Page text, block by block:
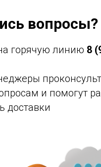
вопросы?
горячую линию 8
и помогут
доставки